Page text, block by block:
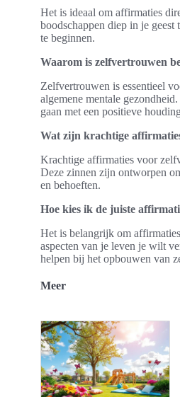
Het is ideaal om affirmaties
boodschappen diep in je geest
te beginnen.
Waarom is zelfvertrouwen
Zelfvertrouwen is essentieel
algemene mentale
gaan met een positieve
Wat zijn krachtige
Krachtige affirmaties voor
Deze zinnen zijn ontworpen
en behoeften.
Hoe kies ik de juiste
Het is belangrijk om
aspecten van je leven je wilt
helpen bij het opbouwen van
Meer